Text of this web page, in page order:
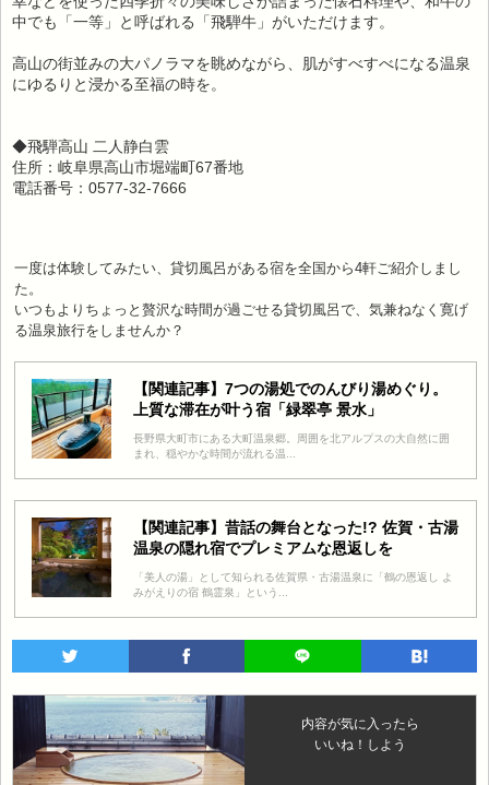
中でも「一等」と呼ばれる「飛騨牛」がいただけます。
高山の街並みの大パノラマを眺めながら、肌がすべすべになる温泉
にゆるりと浸かる至福の時を。
◆飛騨高山 二人静白雲
住所：岐阜県高山市堀端町67番地
電話番号：0577-32-7666
一度は体験してみたい、貸切風呂がある宿を全国から4軒ご紹介しまし
た。
いつもよりちょっと贅沢な時間が過ごせる貸切風呂で、気兼ねなく寛げ
る温泉旅行をしませんか？
【関連記事】7つの湯処でのんびり湯めぐり。
上質な滞在が叶う宿「緑翠亭 景水」
長野県大町市にある大町温泉郷。周囲を北アルプスの大自然に囲
まれ、穏やかな時間が流れる温...
【関連記事】昔話の舞台となった!? 佐賀・古湯
温泉の隠れ宿でプレミアムな恩返しを
「美人の湯」として知られる佐賀県・古湯温泉に「鶴の恩返し よ
みがえりの宿 鶴霊泉」という...
内容が気に入ったら
いいね！しよう